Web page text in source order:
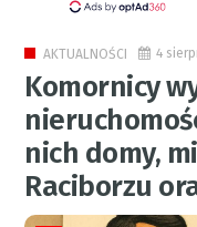
AKTUALNOŚCI 4
Komornicy
nich domy,
Raciborzu